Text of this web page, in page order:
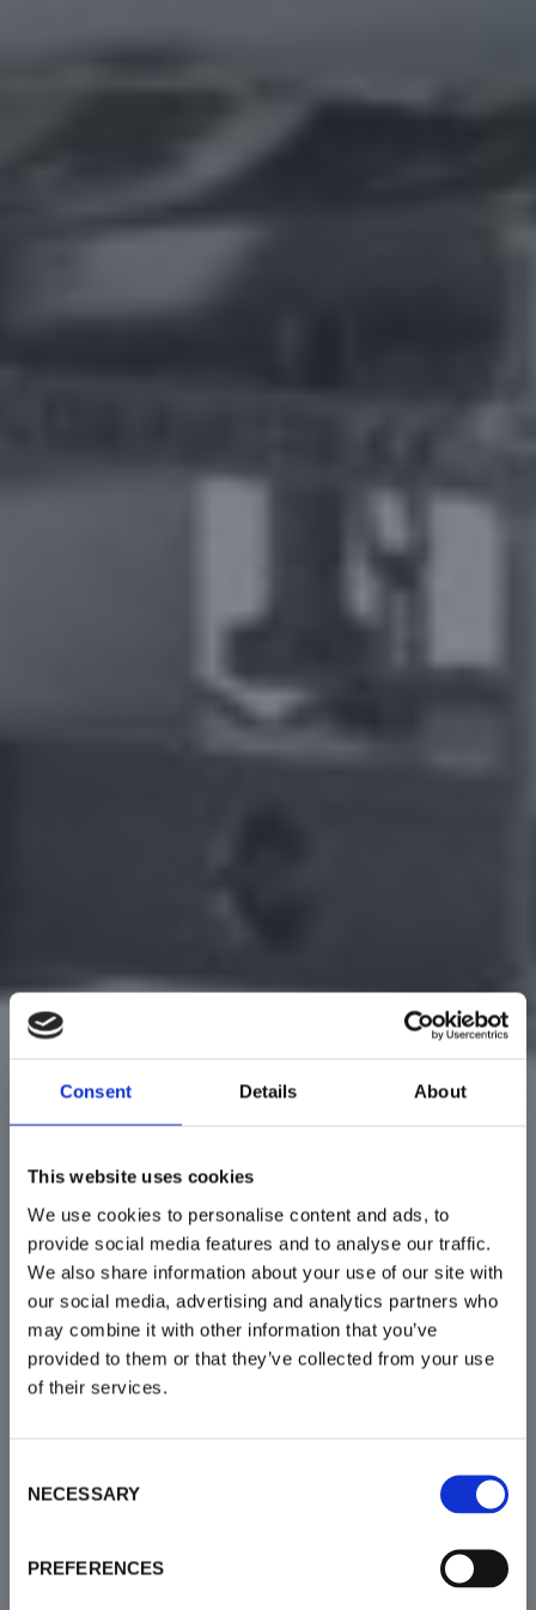
Consent Details About
This website uses cookies
We use cookies to personalise content and ads, to
provide social media features and to analyse our traffic.
We also share information about your use of our site with
our social media, advertising and analytics partners who
may combine it with other information that you’ve
provided to them or that they’ve collected from your use
of their services.
NECESSARY
PREFERENCES